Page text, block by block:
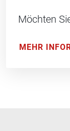
Möchten
MEHR